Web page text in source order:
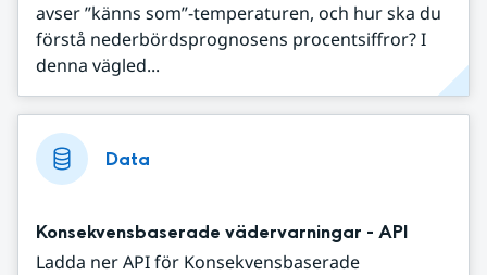
avser ”känns som”-temperaturen, och hur ska du
förstå nederbördsprognosens procentsiffror? I
denna vägled...
Data
Konsekvensbaserade vädervarningar - API
Ladda ner API för Konsekvensbaserade